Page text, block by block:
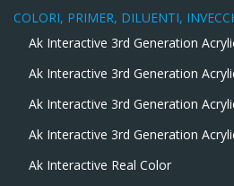
COLORI, PRIMER, DILUENTI,
Ak Interactive 3rd Generation
Ak Interactive 3rd Generation Acrylic
Ak Interactive 3rd Generation
Ak Interactive 3rd Generation
Ak Interactive Real Color